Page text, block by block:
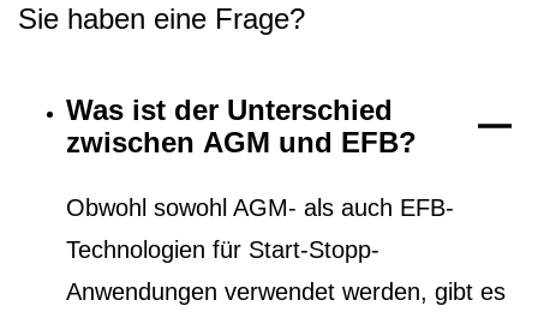
Sie haben eine Frage?
Was ist der Unterschied
zwischen AGM und EFB?
Obwohl sowohl AGM- als auch EFB-
Technologien für Start-Stopp-
Anwendungen verwendet werden, gibt es